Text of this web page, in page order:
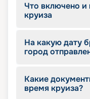
Что включено и
круиза
На какую дату
город
Какие
время круиза?